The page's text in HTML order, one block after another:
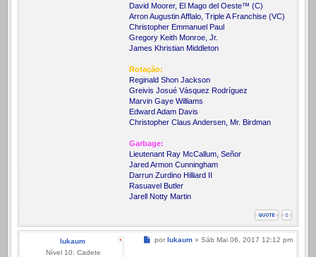
David Moorer, El Mago del Oeste™ (C)
Arron Augustin Afflalo, Triple A Franchise (VC)
Christopher Emmanuel Paul
Gregory Keith Monroe, Jr.
James Khristian Middleton
Rotação:
Reginald Shon Jackson
Greivis Josué Vásquez Rodríguez
Marvin Gaye Williams
Edward Adam Davis
Christopher Claus Andersen, Mr. Birdman
Garbage:
Lieutenant Ray McCallum, Señor
Jared Armon Cunningham
Darrun Zurdino Hilliard II
Rasuavel Butler
Jarell Notty Martin
lukaum
Nível 10: Cadete
Mensagem
por lukaum » Sáb Mai 06, 2017 12:12 pm